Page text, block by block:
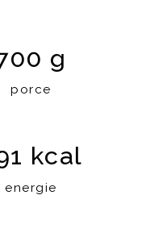
g
porce
kcal
energie